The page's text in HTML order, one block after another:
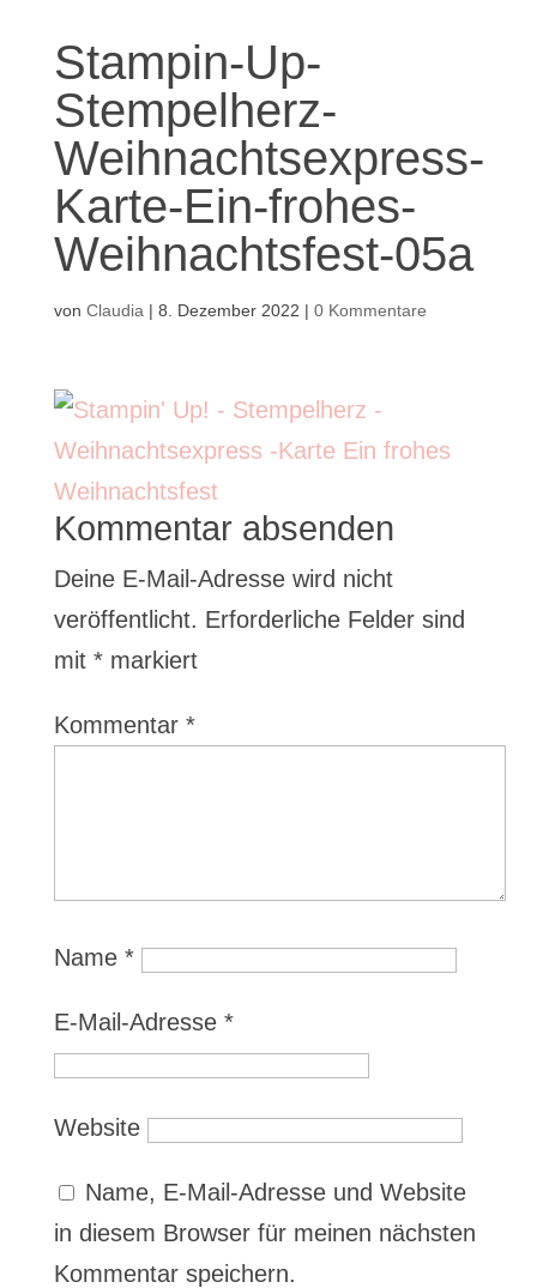
Stampin-Up-
Stempelherz-
Weihnachtsexpress-
Karte-Ein-frohes-
Weihnachtsfest-05a
von Claudia | 8. Dezember 2022 | 0 Kommentare
Kommentar absenden
Deine E-Mail-Adresse wird nicht
veröffentlicht. Erforderliche Felder sind
mit *markiert
Kommentar *
Name *
E-Mail-Adresse *
Website
Name, E-Mail-Adresse und Website
in diesem Browser für meinen nächsten
Kommentar speichern.